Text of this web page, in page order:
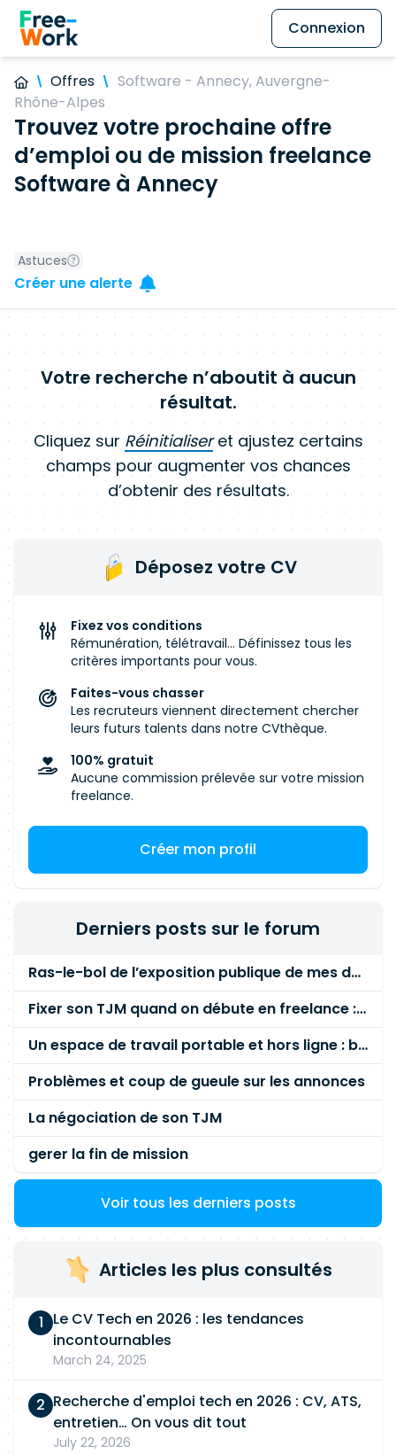
Connexion
Offres
Software - Annecy, Auvergne-
Rhône-Alpes
Trouvez votre prochaine offre
d’emploi ou de mission freelance
Software à Annecy
Astuces
Créer une alerte
Votre recherche n’aboutit à aucun
résultat.
Cliquez sur Réinitialiseret ajustez certains
champs pour augmenter vos chances
d’obtenir des résultats.
Déposez votre CV
Fixez vos conditions
Rémunération, télétravail... Définissez tous les
critères importants pour vous.
Faites-vous chasser
Les recruteurs viennent directement chercher
leurs futurs talents dans notre CVthèque.
100% gratuit
Aucune commission prélevée sur votre mission
freelance.
Créer mon profil
Derniers posts sur le forum
Ras-le-bol de l’exposition publique de mes données personnelles liées à mon entreprise
Fixer son TJM quand on débute en freelance : la méthode mathématique (et pas au feeling) 🛑
Un espace de travail portable et hors ligne : besoin réel ou fausse bonne idée ?
Problèmes et coup de gueule sur les annonces
La négociation de son TJM
gerer la fin de mission
Voir tous les derniers posts
Articles les plus consultés
Le CV Tech en 2026 : les tendances
incontournables
March 24, 2025
Recherche d'emploi tech en 2026 : CV, ATS,
entretien… On vous dit tout
July 22, 2026